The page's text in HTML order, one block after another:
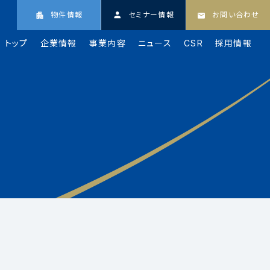
物件情報 セミナー情報 お問い合わせ
トップ 企業情報 事業内容 ニュース CSR 採用情報